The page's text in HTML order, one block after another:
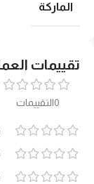
تقييمات
0التقييمات
الماركة